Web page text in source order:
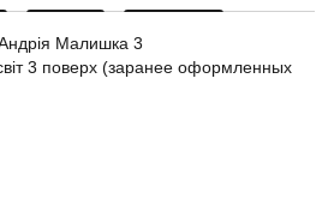
Малишка 3
3 поверх (заранее оформленных